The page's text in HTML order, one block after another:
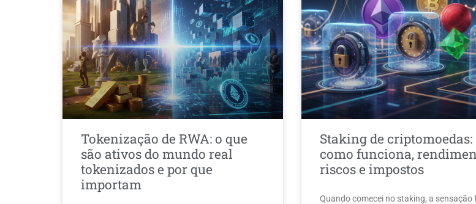
Tokenização de RWA: o que
são ativos do mundo real
tokenizados e por que
importam
Staking de criptomoedas:
como funciona,
riscos e impostos
Quando comecei no staking, a sensação